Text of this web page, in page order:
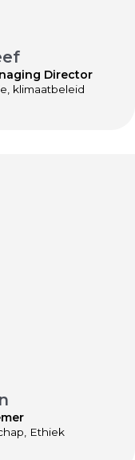
Director
klimaatbeleid
Ethiek